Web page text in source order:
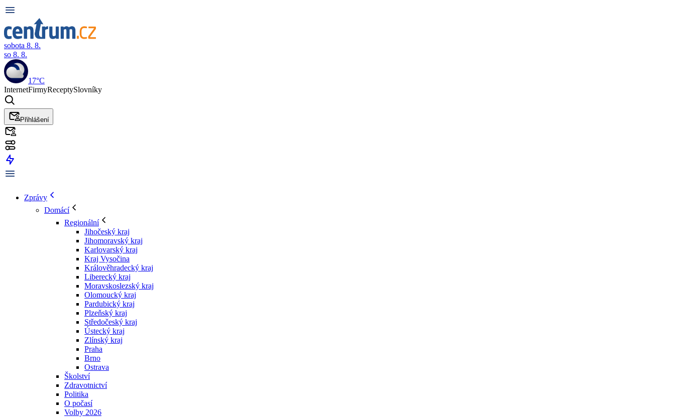
sobota 8. 8.
so 8. 8.
17°C
InternetFirmyReceptySlovníky
Přihlášení
Zprávy
Domácí
Regionální
Jihočeský kraj
Jihomoravský kraj
Karlovarský kraj
Kraj Vysočina
Králověhradecký kraj
Liberecký kraj
Moravskoslezský kraj
Olomoucký kraj
Pardubický kraj
Plzeňský kraj
Středočeský kraj
Ústecký kraj
Zlínský kraj
Praha
Brno
Ostrava
Školství
Zdravotnictví
Politika
O počasí
Volby 2026